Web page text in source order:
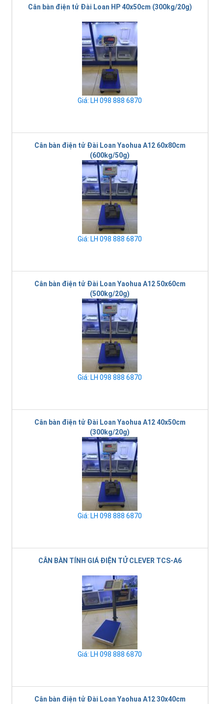
Cân bàn điện tử Đài Loan HP 40x50cm (300kg/20g)
Giá: LH 098 888 6870
Cân bàn điện tử Đài Loan Yaohua A12 60x80cm
(600kg/50g)
Giá: LH 098 888 6870
Cân bàn điện tử Đài Loan Yaohua A12 50x60cm
(500kg/20g)
Giá: LH 098 888 6870
Cân bàn điện tử Đài Loan Yaohua A12 40x50cm
(300kg/20g)
Giá: LH 098 888 6870
CÂN BÀN TÍNH GIÁ ĐIỆN TỬ CLEVER TCS-A6
Giá: LH 098 888 6870
Cân bàn điện tử Đài Loan Yaohua A12 30x40cm